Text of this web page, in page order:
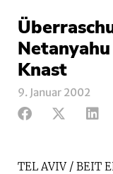
Knast
9. Januar 2002
TEL AVIV / BEIT